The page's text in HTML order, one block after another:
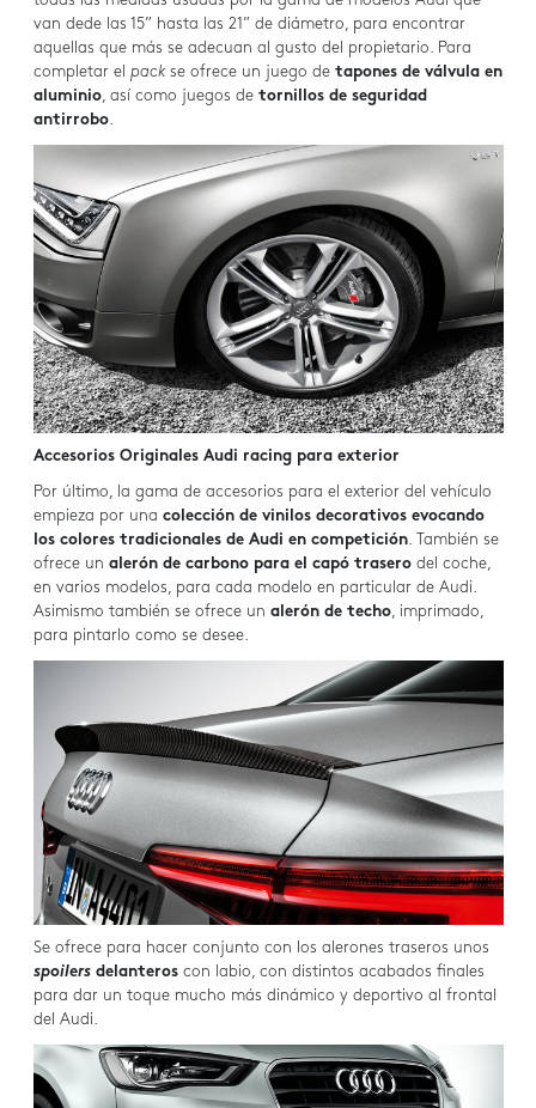
van dede las 15” hasta las 21” de diámetro, para encontrar
aquellas que más se adecuan al gusto del propietario. Para
completar el packse ofrece un juego detapones de válvula en
aluminio, así como juegos de tornillos de seguridad
antirrobo.
Accesorios Originales Audi racing para exterior
Por último, la gama de accesorios para el exterior del vehículo
empieza por una colección de vinilos decorativos evocando
los colores tradicionales de Audi en competición. También se
ofrece un alerón de carbono para el capó traserodel coche,
en varios modelos, para cada modelo en particular de Audi.
Asimismo también se ofrece un alerón de techo, imprimado,
para pintarlo como se desee.
Se ofrece para hacer conjunto con los alerones traseros unos
spoilersdelanteroscon labio, con distintos acabados finales
para dar un toque mucho más dinámico y deportivo al frontal
del Audi.